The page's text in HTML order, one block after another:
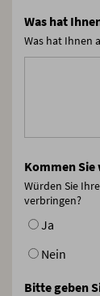
Was hat
Was hat Ihnen
Kommen Sie
Würden Sie
verbringen?
Ja
Nein
Bitte geben